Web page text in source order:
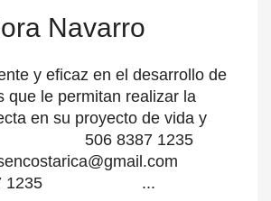
Navarro
y eficaz en el desarrollo de
que le permitan realizar la
en su proyecto de vida y
506 8387 1235
1235 ...